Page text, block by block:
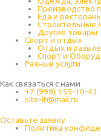
Производство
Еда и
Строительные
Другие товары
Спорт и отдых
Отдых и
Спорт и
Разные услуги
Как связаться с нами
+7 (999) 155-10-43
site-it@mail.ru
Оставьте заявку
Политика